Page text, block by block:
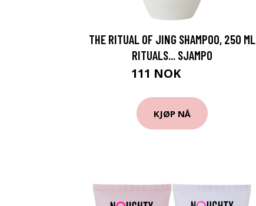
THE RITUAL OF JING SHAMPOO, 250 ML
RITUALS... SJAMPO
111 NOK
KJØP NÅ